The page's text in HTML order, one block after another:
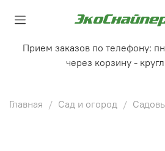
Прием заказов по телефону:
через корзину -
Главная Сад и огород